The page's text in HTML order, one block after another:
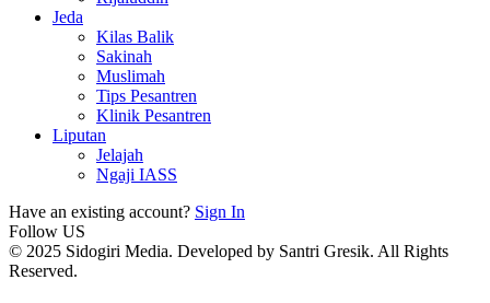
Jeda
Kilas Balik
Sakinah
Muslimah
Tips Pesantren
Klinik Pesantren
Liputan
Jelajah
Ngaji IASS
Have an existing account? Sign In
Follow US
© 2025 Sidogiri Media. Developed by Santri Gresik. All Rights
Reserved.